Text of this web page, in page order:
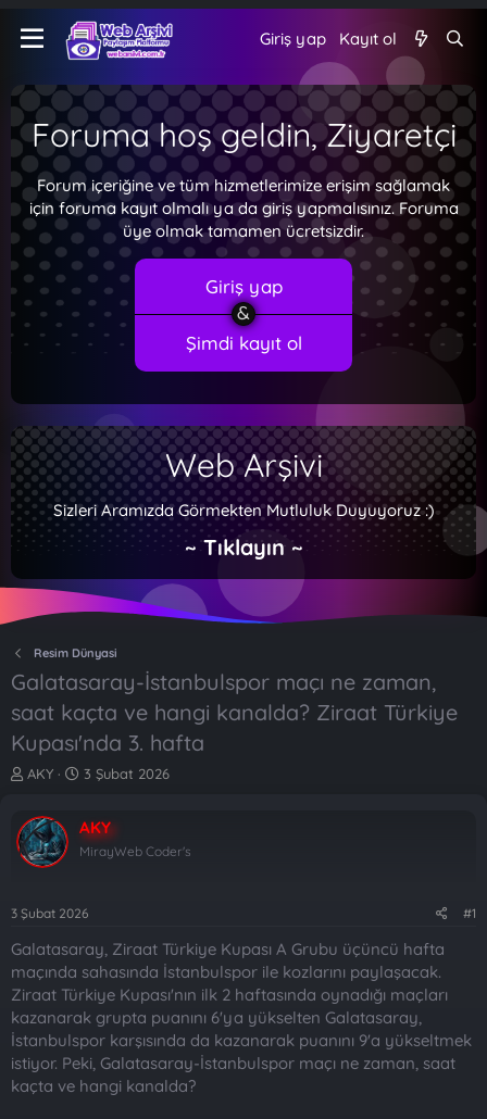
Giriş yap Kayıt ol
Foruma hoş geldin, Ziyaretçi
Forum içeriğine ve tüm hizmetlerimize erişim sağlamak
için foruma kayıt olmalı ya da giriş yapmalısınız. Foruma
üye olmak tamamen ücretsizdir.
Giriş yap
Şimdi kayıt ol
Web Arşivi
Sizleri Aramızda Görmekten Mutluluk Duyuyoruz :)
~ Tıklayın ~
Resim Dünyasi
Galatasaray-İstanbulspor maçı ne zaman,
saat kaçta ve hangi kanalda? Ziraat Türkiye
Kupası'nda 3. hafta
K
b
u
y
b
ş
l
a
n
AKY
B
l
a
ı
t
a
r
h
i
3 Şubat 2026
AKY
MirayWeb Coder's
3 Şubat 2026 #1
Galatasaray, Ziraat Türkiye Kupası A Grubu üçüncü hafta
maçında sahasında İstanbulspor ile kozlarını paylaşacak.
Ziraat Türkiye Kupası'nın ilk 2 haftasında oynadığı maçları
kazanarak grupta puanını 6'ya yükselten Galatasaray,
İstanbulspor karşısında da kazanarak puanını 9'a yükseltmek
istiyor. Peki, Galatasaray-İstanbulspor maçı ne zaman, saat
kaçta ve hangi kanalda?